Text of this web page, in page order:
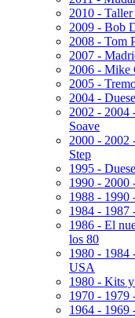
2010 -
2009 - Bob
2008 - Tom
2007 -
2006 - Mike
2005 -
2004 -
2002 - 2004
Soave
2000 - 2002
Step
1995 -
1990 - 2000
1988 - 1990
1984 - 1987
1986 - El
los 80
1980 - 1984
USA
1980 - Kits
1970 - 1979
1964 - 1969